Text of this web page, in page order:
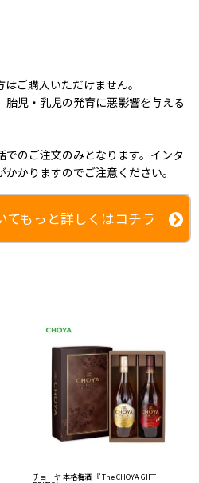
ご購入いただけません。
胎児・乳児の発育に悪影響を与える
のご注文のみとなります。インタ
かりますのでご注意ください。
もっと詳しくはコチラ
チョーヤ 本格梅酒 『 The CHOYA GIFT